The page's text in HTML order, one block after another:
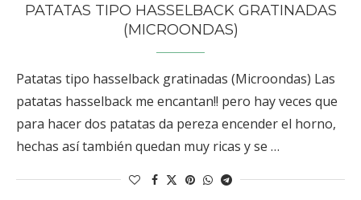
PATATAS TIPO HASSELBACK GRATINADAS
(MICROONDAS)
Patatas tipo hasselback gratinadas (Microondas) Las
patatas hasselback me encantan!! pero hay veces que
para hacer dos patatas da pereza encender el horno,
hechas así también quedan muy ricas y se …